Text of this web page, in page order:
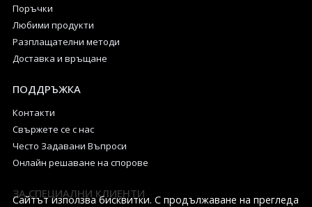
Сайтът използва бисквитки. С продължаване на прегледа
Поръчки
Любими продукти
Разплащателни методи
Доставка и връщане
ПОДДРЪЖКА
Контакти
Свържете се с нас
Често Задавани Въпроси
Онлайн решаване на спорове
ЗА СПЕЦИАЛНИ КЛИЕНТИ